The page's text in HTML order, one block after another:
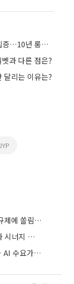
트와이스, '스트래티지'로 월드클래스 또 입증…10년 롱런 비결은?
과 다른 점은?
달리는 이유는?
“삼성전자 하단 단단해질 것”⋯레버리지 규제에 쏠림 완화
에코프로, 화장품 업체 인수 추진⋯“본업과 시너지 부족”
“삼성SDI, 하반기 본업 살아난다”⋯ESSㆍAI 수요가 견인